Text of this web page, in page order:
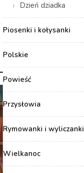
Dzień dziadka
Piosenki i kołysanki
Polskie
Powieść
Przysłowia
Rymowanki i wyliczanki
Wielkanoc